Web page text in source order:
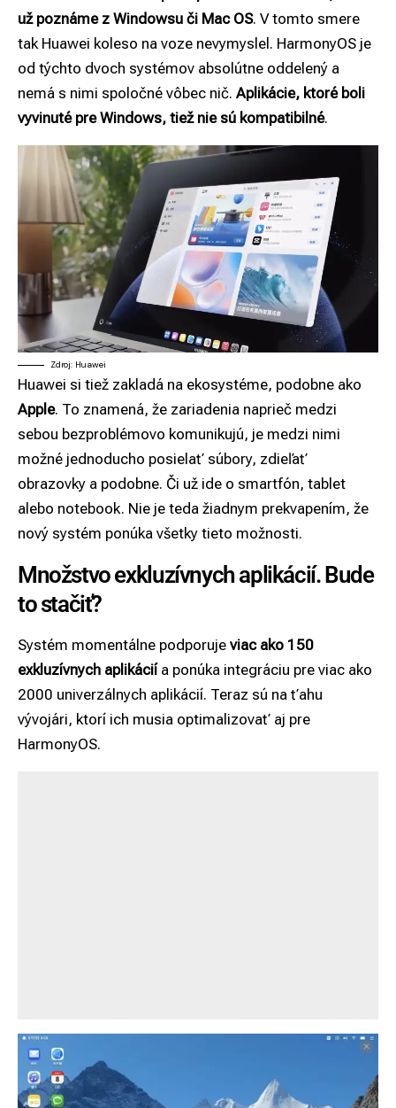
už poznáme z Windowsu či Mac OS. V tomto smere
tak Huawei koleso na voze nevymyslel. HarmonyOS je
od týchto dvoch systémov absolútne oddelený a
nemá s nimi spoločné vôbec nič. Aplikácie, ktoré boli
vyvinuté pre Windows, tiež nie sú kompatibilné.
Zdroj: Huawei
Huawei si tiež zakladá na ekosystéme, podobne ako
Apple. To znamená, že zariadenia naprieč medzi
sebou bezproblémovo komunikujú, je medzi nimi
možné jednoducho posielať súbory, zdieľať
obrazovky a podobne. Či už ide o smartfón, tablet
alebo notebook. Nie je teda žiadnym prekvapením, že
nový systém ponúka všetky tieto možnosti.
Množstvo exkluzívnych aplikácií. Bude
to stačiť?
Systém momentálne podporuje viac ako 150
exkluzívnych aplikáciía ponúka integráciu pre viac ako
2000 univerzálnych aplikácií. Teraz sú na ťahu
vývojári, ktorí ich musia optimalizovať aj pre
HarmonyOS.